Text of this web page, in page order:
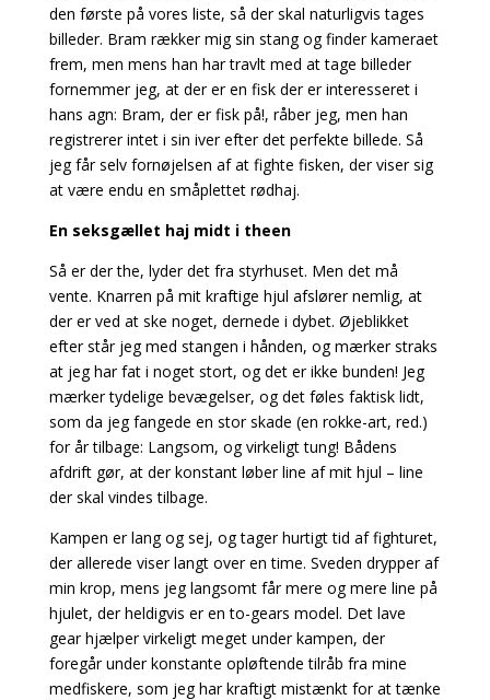
den første på vores liste, så der skal naturligvis tages
billeder. Bram rækker mig sin stang og finder kameraet
frem, men mens han har travlt med at tage billeder
fornemmer jeg, at der er en fisk der er interesseret i
hans agn: Bram, der er fisk på!, råber jeg, men han
registrerer intet i sin iver efter det perfekte billede. Så
jeg får selv fornøjelsen af at fighte fisken, der viser sig
at være endu en småplettet rødhaj.
En seksgællet haj midt i theen
Så er der the, lyder det fra styrhuset. Men det må
vente. Knarren på mit kraftige hjul afslører nemlig, at
der er ved at ske noget, dernede i dybet. Øjeblikket
efter står jeg med stangen i hånden, og mærker straks
at jeg har fat i noget stort, og det er ikke bunden! Jeg
mærker tydelige bevægelser, og det føles faktisk lidt,
som da jeg fangede en stor skade (en rokke-art, red.)
for år tilbage: Langsom, og virkeligt tung! Bådens
afdrift gør, at der konstant løber line af mit hjul – line
der skal vindes tilbage.
Kampen er lang og sej, og tager hurtigt tid af fighturet,
der allerede viser langt over en time. Sveden drypper af
min krop, mens jeg langsomt får mere og mere line på
hjulet, der heldigvis er en to-gears model. Det lave
gear hjælper virkeligt meget under kampen, der
foregår under konstante opløftende tilråb fra mine
medfiskere, som jeg har kraftigt mistænkt for at tænke